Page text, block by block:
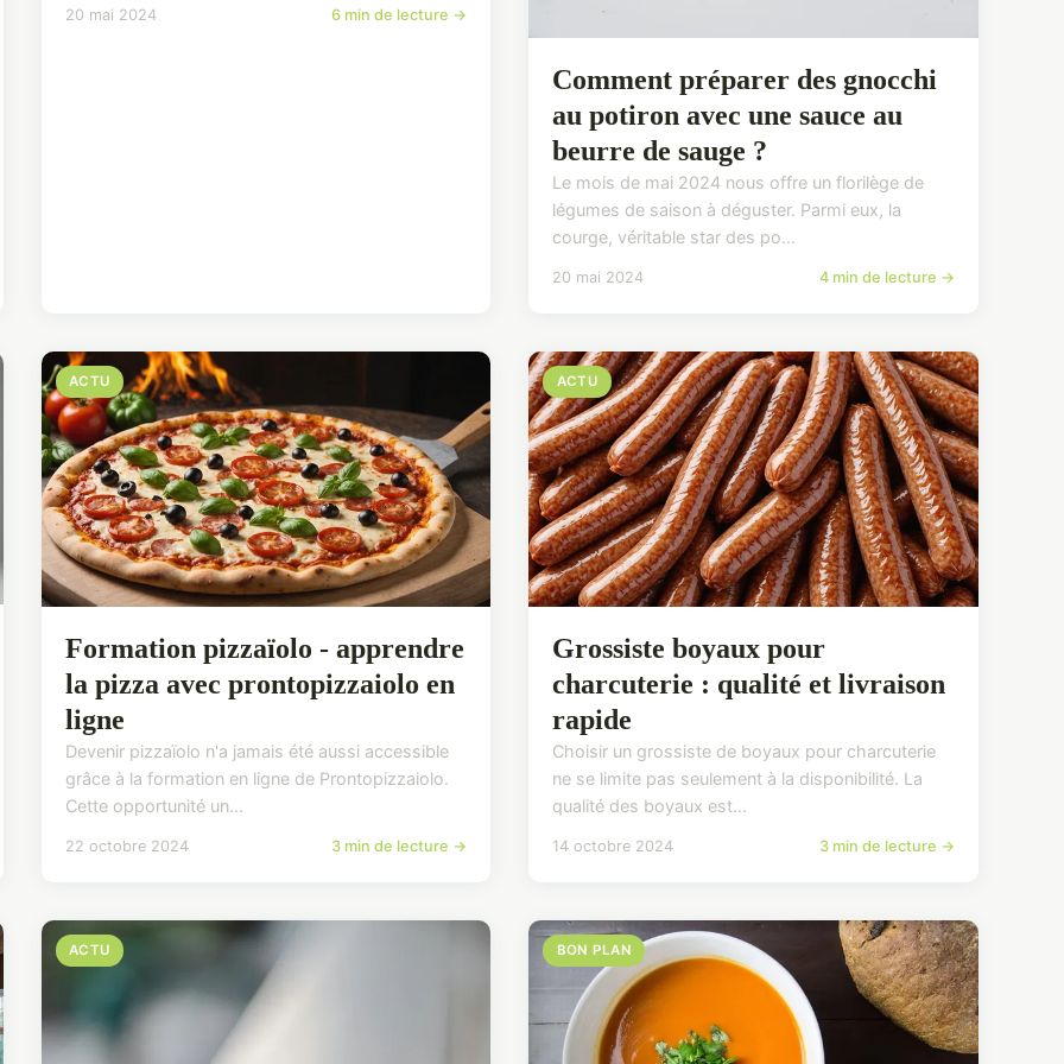
20 mai 2024 6 min de lecture →
Comment préparer des gnocchi
au potiron avec une sauce au
beurre de sauge ?
Le mois de mai 2024 nous offre un florilège de
légumes de saison à déguster. Parmi eux, la
courge, véritable star des po...
20 mai 2024 4 min de lecture →
ACTU
Formation pizzaïolo - apprendre
la pizza avec prontopizzaiolo en
ligne
Devenir pizzaïolo n'a jamais été aussi accessible
grâce à la formation en ligne de Prontopizzaiolo.
Cette opportunité un...
22 octobre 2024 3 min de lecture →
ACTU
Grossiste boyaux pour
charcuterie : qualité et livraison
rapide
Choisir un grossiste de boyaux pour charcuterie
ne se limite pas seulement à la disponibilité. La
qualité des boyaux est...
14 octobre 2024 3 min de lecture →
ACTU BON PLAN